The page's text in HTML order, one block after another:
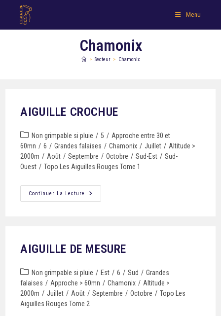
Menu
Chamonix
> Secteur > Chamonix
AIGUILLE CROCHUE
Non grimpable si pluie / 5 / Approche entre 30 et
60mn / 6 / Grandes falaises / Chamonix / Juillet / Altitude >
2000m / Août / Septembre / Octobre / Sud-Est / Sud-
Ouest / Topo Les Aiguilles Rouges Tome 1
Continuer La Lecture
AIGUILLE DE MESURE
Non grimpable si pluie / Est / 6 / Sud / Grandes
falaises / Approche > 60mn / Chamonix / Altitude >
2000m / Juillet / Août / Septembre / Octobre / Topo Les
Aiguilles Rouges Tome 2